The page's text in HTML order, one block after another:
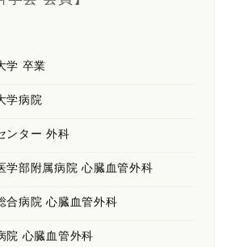
学 卒業
学病院
ンター 外科
学部附属病院 心臓血管外科
合病院 心臓血管外科
院 心臓血管外科